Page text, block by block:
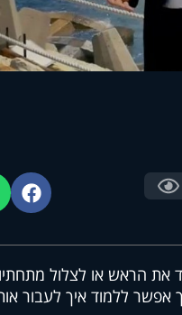
את הראש או לצלול
אפשר ללמוד איך לעבור